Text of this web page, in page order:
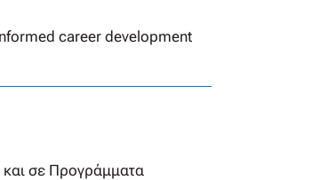
career development
και σε Προγράμματα